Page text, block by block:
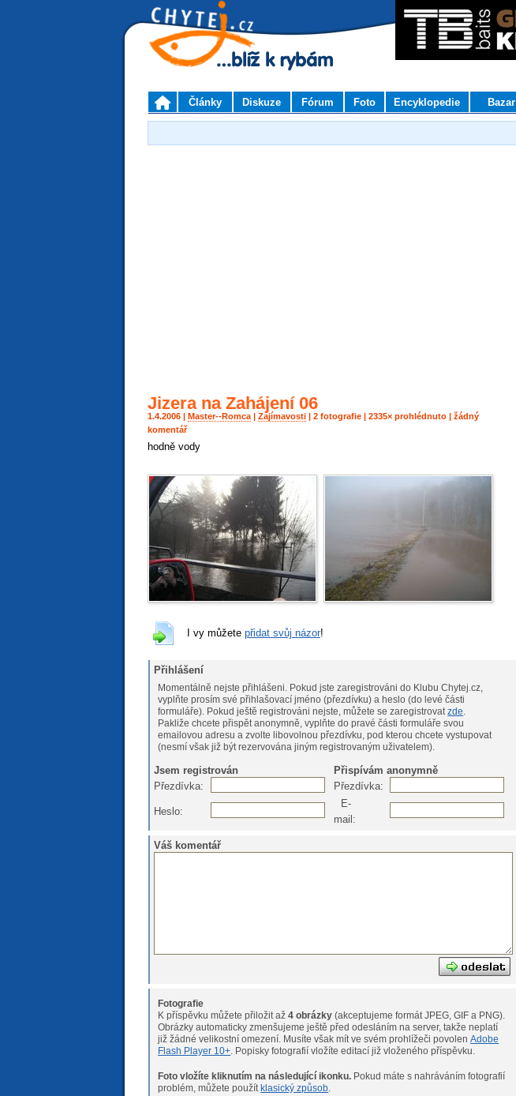
Články Diskuze Fórum Foto Encyklopedie Bazar
Jizera na Zahájení 06
1.4.2006 | Master--Romca | Zajímavosti | 2 fotografie | 2335× prohlédnuto | žádný
komentář
hodně vody
I vy můžete přidat svůj názor!
Přihlášení
Momentálně nejste přihlášeni. Pokud jste zaregistrováni do Klubu Chytej.cz,
vyplňte prosím své přihlašovací jméno (přezdívku) a heslo (do levé části
formuláře). Pokud ještě registrováni nejste, můžete se zaregistrovatzde.
Pakliže chcete přispět anonymně, vyplňte do pravé části formuláře svou
emailovou adresu a zvolte libovolnou přezdívku, pod kterou chcete vystupovat
(nesmí však již být rezervována jiným registrovaným uživatelem).
Jsem registrován
Přispívám anonymně
Přezdívka:
Přezdívka:
Heslo:
E-
mail:
Váš komentář
Fotografie
K příspěvku můžete přiložit až4 obrázky (akceptujeme formát JPEG, GIF a PNG).
Obrázky automaticky zmenšujeme ještě před odesláním na server, takže neplatí
již žádné velikostní omezení. Musíte však mít ve svém prohlížeči povolenAdobe
Flash Player 10+ . Popisky fotografií vložíte editací již vloženého příspěvku.
Foto vložíte kliknutím na následující ikonku.
problém, můžete použítklasický způsob